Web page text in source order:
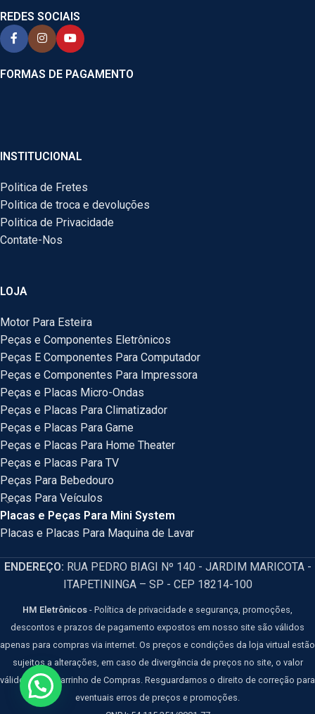
REDES SOCIAIS
FORMAS DE PAGAMENTO
INSTITUCIONAL
Politica de Fretes
Politica de troca e devoluções
Politica de Privacidade
Contate-Nos
LOJA
Motor Para Esteira
Peças e Componentes Eletrônicos
Peças E Componentes Para Computador
Peças e Componentes Para Impressora
Peças e Placas Micro-Ondas
Peças e Placas Para Climatizador
Peças e Placas Para Game
Peças e Placas Para Home Theater
Peças e Placas Para TV
Peças Para Bebedouro
Peças Para Veículos
Placas e Peças Para Mini System
Placas e Placas Para Maquina de Lavar
ENDEREÇO: RUA PEDRO BIAGI Nº 140 - JARDIM MARICOTA -
ITAPETININGA – SP - CEP 18214-100
HM Eletrônicos - Política de privacidade e segurança, promoções,
descontos e prazos de pagamento expostos em nosso site são válidos
apenas para compras via internet. Os preços e condições da loja virtual estão
sujeitos a alterações, em caso de divergência de preços no site, o valor
válido é o do Carrinho de Compras. Resguardamos o direito de correção para
eventuais erros de preços e promoções.